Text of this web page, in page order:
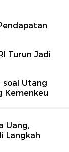
Turun Jadi
soal Utang
Kemenkeu
Uang,
Langkah